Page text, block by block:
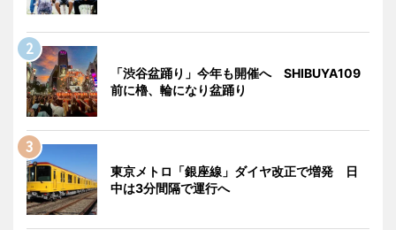
「渋谷盆踊り」今年も開催へ SHIBUYA109
前に櫓、輪になり盆踊り
東京メトロ「銀座線」ダイヤ改正で増発 日
中は3分間隔で運行へ